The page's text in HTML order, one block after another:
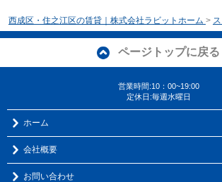
西成区・住之江区の賃貸｜株式会社ラビットホーム >
ページトップに戻る
営業時間:10：00~19:00
定休日:毎週水曜日
ホーム
会社概要
お問い合わせ